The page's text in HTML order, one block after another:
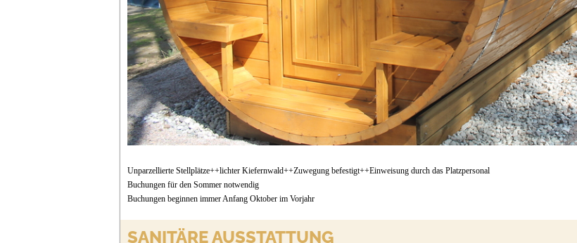
Unparzellierte Stellplätze++lichter Kiefernwald++Zuwegung befestigt++Einweisung durch das Platzpersonal
Buchungen für den Sommer notwendig
Buchungen beginnen immer Anfang Oktober im Vorjahr
SANITÄRE AUSSTATTUNG